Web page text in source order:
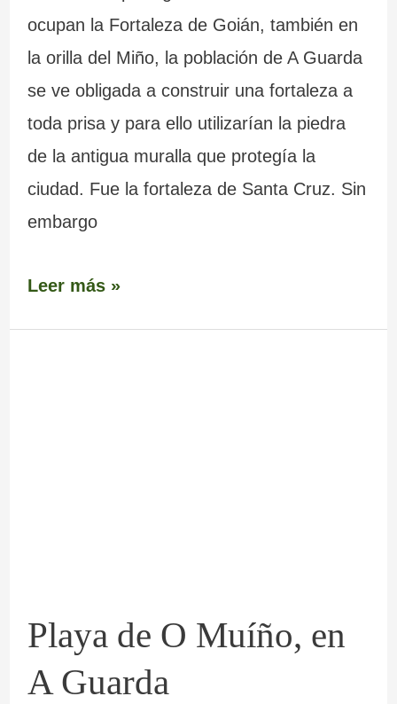
ocupan la Fortaleza de Goián, también en
la orilla del Miño, la población de A Guarda
se ve obligada a construir una fortaleza a
toda prisa y para ello utilizarían la piedra
de la antigua muralla que protegía la
ciudad. Fue la fortaleza de Santa Cruz. Sin
embargo
Leer más »
Playa de O Muíño, en
A Guarda